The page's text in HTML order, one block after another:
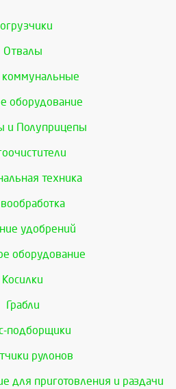
Отвалы
коммунальные
оборудование
и Полуприцепы
техника
удобрений
оборудование
Косилки
Грабли
подборщики
рулонов
для приготовления и раздачи